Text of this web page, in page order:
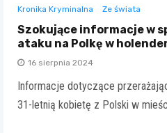
Kronika Kryminalna Ze świata
Szokujące informacje w
ataku na Polkę w
16 sierpnia 2024
Informacje dotyczące
31-letnią kobietę z Polski w